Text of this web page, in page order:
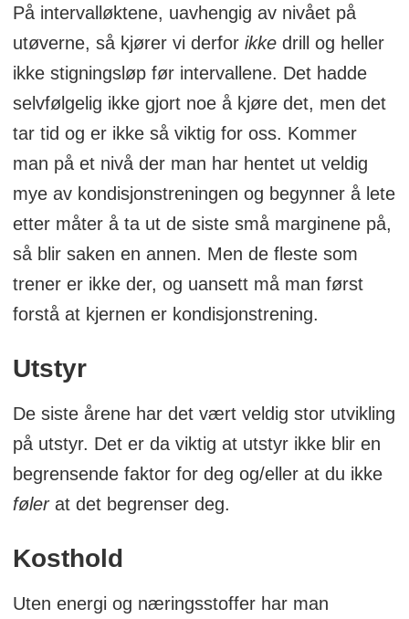
På intervalløktene, uavhengig av nivået på
utøverne, så kjører vi derfor ikkedrill og heller
ikke stigningsløp før intervallene. Det hadde
selvfølgelig ikke gjort noe å kjøre det, men det
tar tid og er ikke så viktig for oss. Kommer
man på et nivå der man har hentet ut veldig
mye av kondisjonstreningen og begynner å lete
etter måter å ta ut de siste små marginene på,
så blir saken en annen. Men de fleste som
trener er ikke der, og uansett må man først
forstå at kjernen er kondisjonstrening.
Utstyr
De siste årene har det vært veldig stor utvikling
på utstyr. Det er da viktig at utstyr ikke blir en
begrensende faktor for deg og/eller at du ikke
følerat det begrenser deg.
Kosthold
Uten energi og næringsstoffer har man